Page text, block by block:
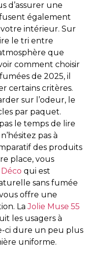
d’assurer une
également
intérieur. Sur
le tri entre
que
comment choisir
de 2025, il
certains critères.
sur l’odeur, le
par paquet.
le temps de lire
pas à
des produits
place, vous
qui est
sans fumée
offre une
LaJolie Muse 55
les usagers à
ci dure un peu plus
uniforme.